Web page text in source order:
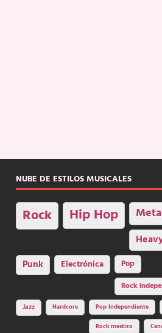
NUBE DE ESTILOS MUSICALES
Rock Hip Hop
Punk Electrónica
Pop
Rock
Jazz Hardcore Pop Independiente
Rock mestizo